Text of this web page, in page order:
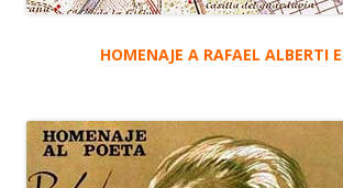
HOMENAJE A RAFAEL ALBERTI